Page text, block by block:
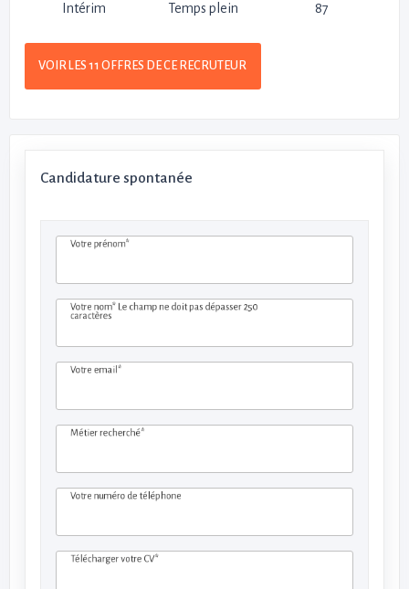
Intérim Temps plein 87
VOIR LES 11 OFFRES DE CE RECRUTEUR
Candidature spontanée
Votre prénom*
Votre nom* Le champ ne doit pas dépasser 250
caractères
Votre email*
Métier recherché*
Votre numéro de téléphone
Télécharger votre CV*